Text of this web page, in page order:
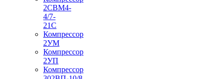
2СВМ4-
4/7-
21С
Компрессор
2УМ
Компрессор
2УП
Компрессор